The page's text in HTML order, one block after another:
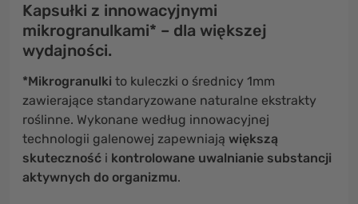
Kapsułki z innowacyjnymi
mikrogranulkami* – dla większej
wydajności.
*Mikrogranulki to kuleczki o średnicy 1mm
zawierające standaryzowane naturalne ekstrakty
roślinne. Wykonane według innowacyjnej
technologii galenowej zapewniają większą
skuteczność i kontrolowane uwalnianie substancji
aktywnych do organizmu.